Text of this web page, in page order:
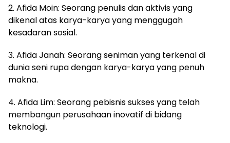
2. Afida Moin: Seorang penulis dan aktivis yang
dikenal atas karya-karya yang menggugah
kesadaran sosial.
3. Afida Janah: Seorang seniman yang terkenal di
dunia seni rupa dengan karya-karya yang penuh
makna.
4. Afida Lim: Seorang pebisnis sukses yang telah
membangun perusahaan inovatif di bidang
teknologi.